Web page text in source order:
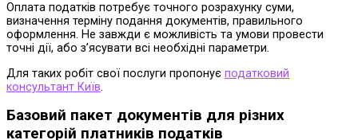
Оплата податків потребує точного розрахунку суми,
визначення терміну подання документів, правильного
оформлення. Не завжди є можливість та умови провести
точні дії, або з’ясувати всі необхідні параметри.
Для таких робіт свої послуги пропонує податковий
консультант Київ.
Базовий пакет документів для різних
категорій платників податків